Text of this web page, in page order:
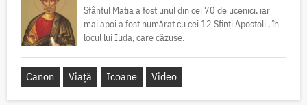
Sfântul Matia a fost unul din cei 70 de ucenici, iar
mai apoi a fost numărat cu cei 12 Sfinți Apostoli , în
locul lui Iuda, care căzuse.
Canon Viață Icoane Video